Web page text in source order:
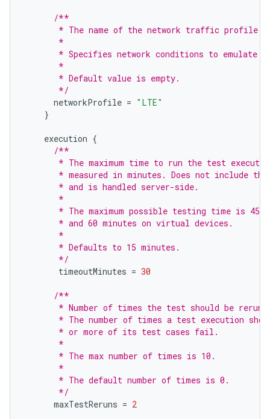
/**
       * The name of the network traffic profile.
       *
* Specifies network conditions to emulate
       *
       * Default value is empty.
       */
networkProfile = "LTE"
}
execution {
/**
* The maximum time to run the test
* measured in minutes. Does not include
       * and is handled server-side.
       *
* The maximum possible testing time is 45
       * and 60 minutes on virtual devices.
       *
       * Defaults to 15 minutes.
       */
timeoutMinutes = 30
/**
* Number of times the test should be rerun
* The number of times a test execution
       * or more of its test cases fail.
       *
       * The max number of times is 10.
       *
       * The default number of times is 0.
       */
maxTestReruns = 2